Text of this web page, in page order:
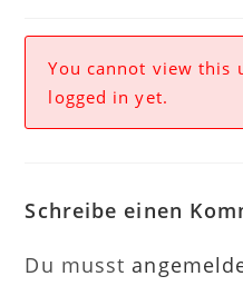
You cannot view this
logged in yet.
Schreibe einen
Du musst